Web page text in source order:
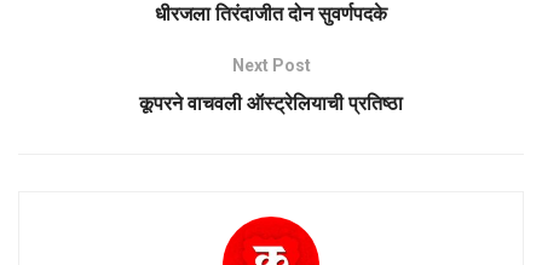
धीरजला तिरंदाजीत दोन सुवर्णपदके
Next Post
कूपरने वाचवली ऑस्ट्रेलियाची प्रतिष्ठा